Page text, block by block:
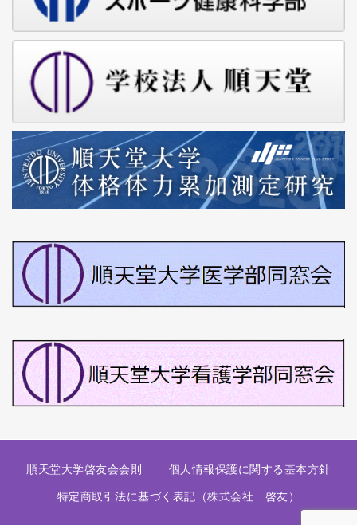
順天堂大学啓友会会則
個人情報保護に関する基本方針
特定商取引法に基づく表記（株式会社 啓友）